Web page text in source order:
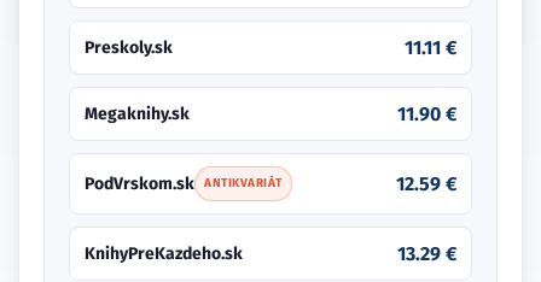
Preskoly.sk 11.11 €
Megaknihy.sk 11.90 €
PodVrskom.sk ANTIKVARIÁT 12.59 €
KnihyPreKazdeho.sk 13.29 €